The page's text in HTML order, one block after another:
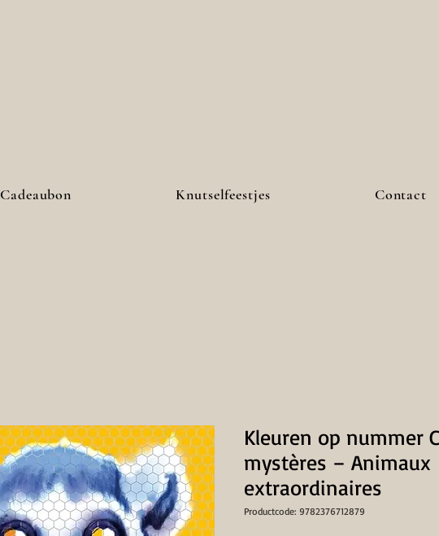
Cadeaubon Knutselfeestjes Contact
Kleuren op nummer
mystères – Animaux
extraordinaires
Productcode: 9782376712879